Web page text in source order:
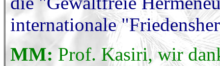
internationale
MM:Prof. Kasiri, wir